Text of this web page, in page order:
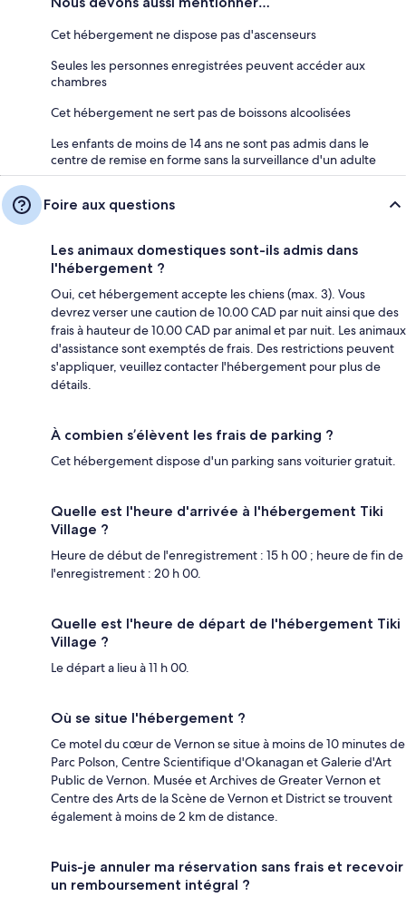
Cet hébergement ne dispose pas d'ascenseurs
Seules les personnes enregistrées peuvent accéder aux
chambres
Cet hébergement ne sert pas de boissons alcoolisées
Les enfants de moins de 14 ans ne sont pas admis dans le
centre de remise en forme sans la surveillance d'un adulte
Foire aux questions
Les animaux domestiques sont-ils admis dans
l'hébergement ?
Oui, cet hébergement accepte les chiens (max. 3). Vous
devrez verser une caution de 10.00 CAD par nuit ainsi que des
frais à hauteur de 10.00 CAD par animal et par nuit. Les animaux
d'assistance sont exemptés de frais. Des restrictions peuvent
s'appliquer, veuillez contacter l'hébergement pour plus de
détails.
À combien s’élèvent les frais de parking ?
Cet hébergement dispose d'un parking sans voiturier gratuit.
Quelle est l'heure d'arrivée à l'hébergement Tiki
Village ?
Heure de début de l'enregistrement : 15 h 00 ; heure de fin de
l'enregistrement : 20 h 00.
Quelle est l'heure de départ de l'hébergement Tiki
Village ?
Le départ a lieu à 11 h 00.
Où se situe l'hébergement ?
Ce motel du cœur de Vernon se situe à moins de 10 minutes de
Parc Polson, Centre Scientifique d'Okanagan et Galerie d'Art
Public de Vernon. Musée et Archives de Greater Vernon et
Centre des Arts de la Scène de Vernon et District se trouvent
également à moins de 2 km de distance.
Puis-je annuler ma réservation sans frais et recevoir
un remboursement intégral ?